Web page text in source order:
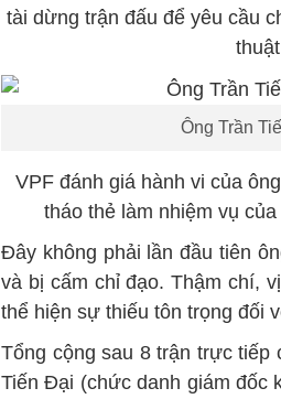
tài dừng trận đấu để yêu cầu
Ông Trần
VPF đánh giá hành vi của
tháo thẻ làm nhiệm vụ
Đây không phải lần đầu tiên
và bị cấm chỉ đạo. Thậm chí,
thể hiện sự thiếu tôn trọng đối
Tổng cộng sau 8 trận trực tiếp
Tiến Đại (chức danh giám đốc